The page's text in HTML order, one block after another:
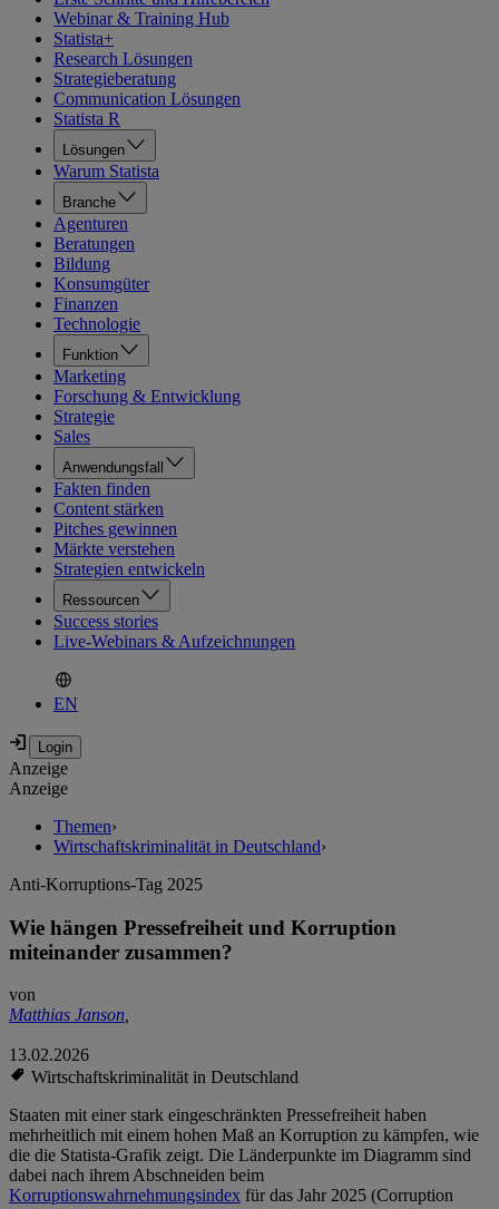
Webinar & Training Hub
Statista+
Research Lösungen
Strategieberatung
Communication Lösungen
Statista R
Lösungen
Warum Statista
Branche
Agenturen
Beratungen
Bildung
Konsumgüter
Finanzen
Technologie
Funktion
Marketing
Forschung & Entwicklung
Strategie
Sales
Anwendungsfall
Fakten finden
Content stärken
Pitches gewinnen
Märkte verstehen
Strategien entwickeln
Ressourcen
Success stories
Live-Webinars & Aufzeichnungen
EN
Anzeige
Anzeige
Themen›
Wirtschaftskriminalität in Deutschland›
Anti-Korruptions-Tag 2025
Wie hängen Pressefreiheit und Korruption
miteinander zusammen?
von
Matthias Janson,
13.02.2026
Wirtschaftskriminalität in Deutschland
Staaten mit einer stark eingeschränkten Pressefreiheit haben
mehrheitlich mit einem hohen Maß an Korruption zu kämpfen, wie
die die Statista-Grafik zeigt. Die Länderpunkte im Diagramm sind
dabei nach ihrem Abschneiden beim
Korruptionswahrnehmungsindex für das Jahr 2025 (Corruption